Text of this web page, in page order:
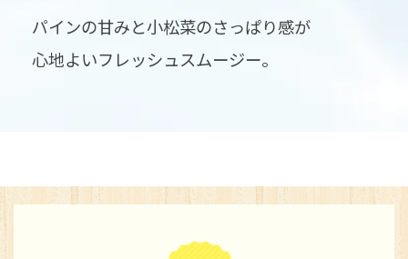
パインの甘みと小松菜のさっぱり感が
心地よいフレッシュスムージー。